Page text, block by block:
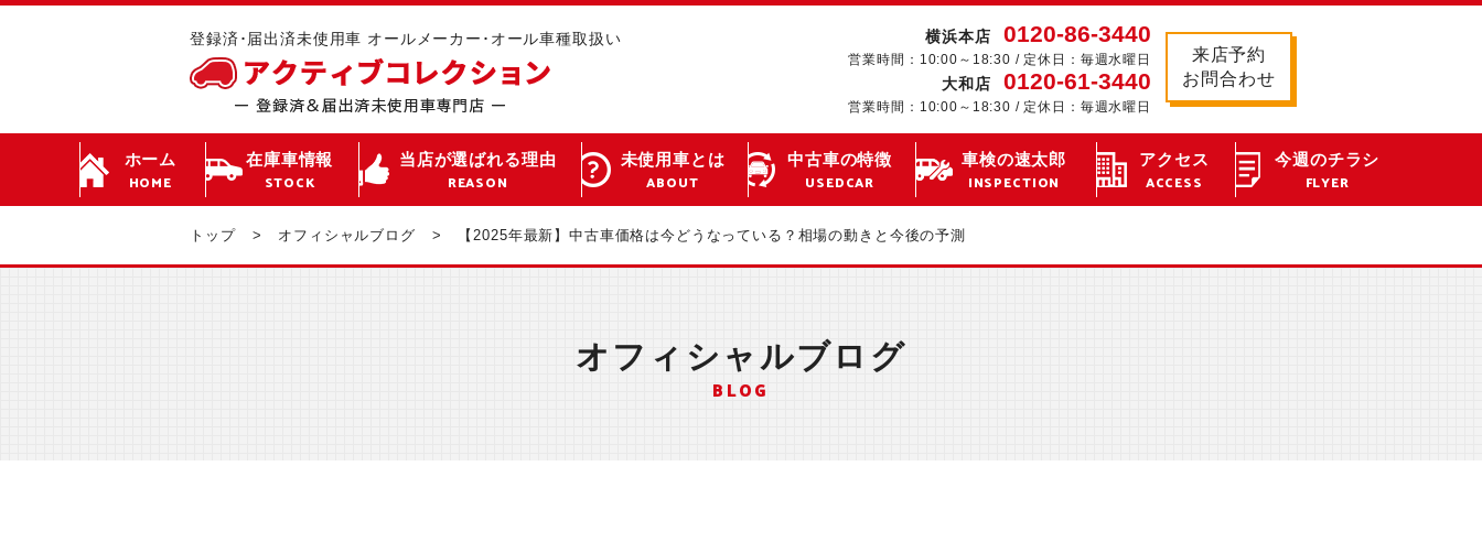
登録済･届出済未使用車 オールメーカー･オール車種取扱い 横浜本店 0120-86-3440
営業時間：10:00～18:30 / 定休日：毎週水曜日
大和店 0120-61-3440
営業時間：10:00～18:30 / 定休日：毎週水曜日
来店予約
お問合わせ
ホーム
HOME
在庫車情報
STOCK
当店が選ばれる理由
REASON
未使用車とは
ABOUT
中古車の特徴
USEDCAR
車検の速太郎
INSPECTION
アクセス
ACCESS
今週のチラシ
FLYER
トップ オフィシャルブログ 【2025年最新】中古車価格は今どうなっている？相場の動きと今後の予測
オフィシャルブログ
BLOG